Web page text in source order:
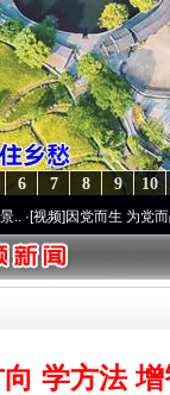
10
9
8
7
6
而生 为党而战——百年“
学方法